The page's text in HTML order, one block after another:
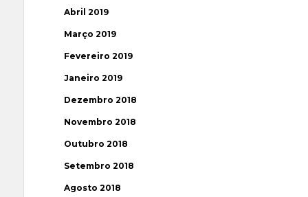
Abril 2019
Março 2019
Fevereiro 2019
Janeiro 2019
Dezembro 2018
Novembro 2018
Outubro 2018
Setembro 2018
Agosto 2018